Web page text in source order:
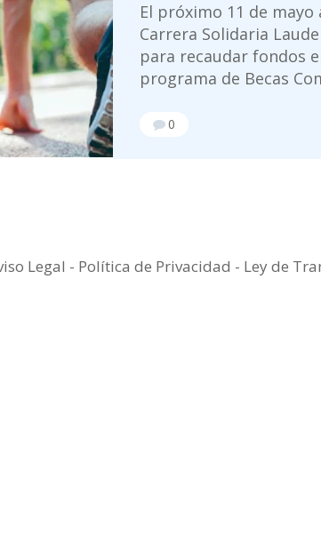
El próximo 11 de mayo
Carrera Solidaria
para recaudar fondos
programa de Becas
0
Legal - Política de Privacidad - Ley de